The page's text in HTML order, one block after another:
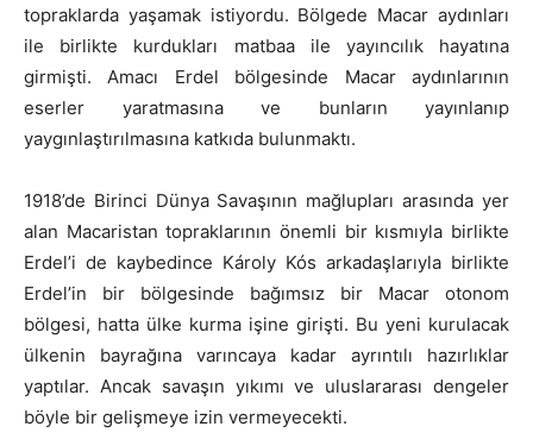
topraklarda yaşamak istiyordu. Bölgede Macar aydınları
ile birlikte kurdukları matbaa ile yayıncılık hayatına
girmişti. Amacı Erdel bölgesinde Macar aydınlarının
eserler yaratmasına ve bunların yayınlanıp
yaygınlaştırılmasına katkıda bulunmaktı.
1918’de Birinci Dünya Savaşının mağlupları arasında yer
alan Macaristan topraklarının önemli bir kısmıyla birlikte
Erdel’i de kaybedince Károly Kós arkadaşlarıyla birlikte
Erdel’in bir bölgesinde bağımsız bir Macar otonom
bölgesi, hatta ülke kurma işine girişti. Bu yeni kurulacak
ülkenin bayrağına varıncaya kadar ayrıntılı hazırlıklar
yaptılar. Ancak savaşın yıkımı ve uluslararası dengeler
böyle bir gelişmeye izin vermeyecekti.